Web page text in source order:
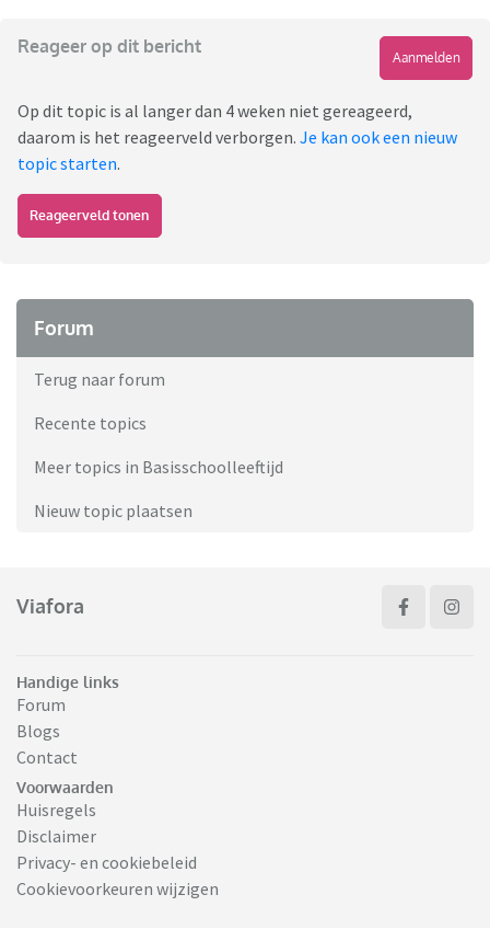
Reageer op dit bericht
Aanmelden
Op dit topic is al langer dan 4 weken niet gereageerd,
daarom is het reageerveld verborgen. Je kan ook een nieuw
topic starten.
Reageerveld tonen
Forum
Terug naar forum
Recente topics
Meer topics in Basisschoolleeftijd
Nieuw topic plaatsen
Viafora
Handige links
Forum
Blogs
Contact
Voorwaarden
Huisregels
Disclaimer
Privacy- en cookiebeleid
Cookievoorkeuren wijzigen